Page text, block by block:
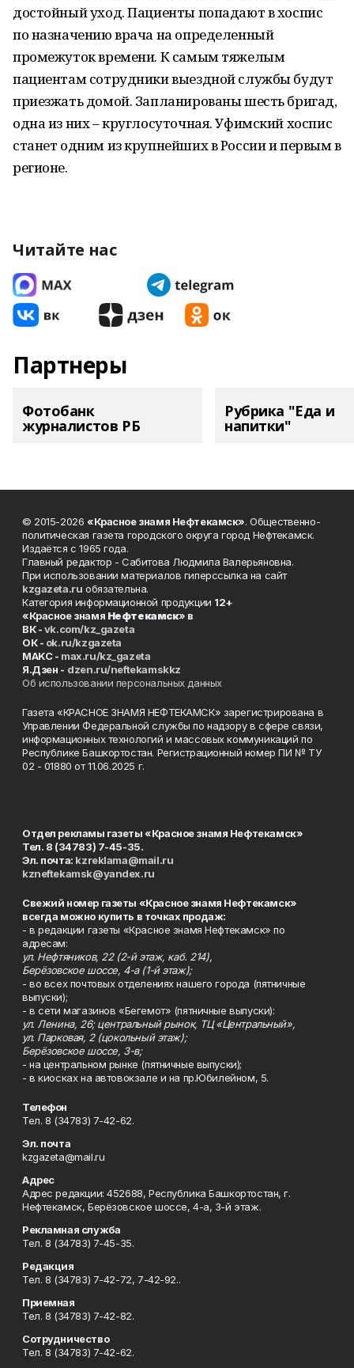
достойный уход. Пациенты попадают в хоспис
по назначению врача на определенный
промежуток времени. К самым тяжелым
пациентам сотрудники выездной службы будут
приезжать домой. Запланированы шесть бригад,
одна из них – круглосуточная. Уфимский хоспис
станет одним из крупнейших в России и первым в
регионе.
Читайте нас
Партнеры
Фотобанк
журналистов РБ
Рубрика "Еда и
напитки"
© 2015-2026 «Красное знамя Нефтекамск». Общественно-
политическая газета городского округа город Нефтекамск.
Издаётся с 1965 года.
Главный редактор - Сабитова Людмила Валерьяновна.
При использовании материалов гиперссылка на сайт
kzgazeta.ru обязательна.
Категория информационной продукции 12+
«Красное знамя Нефтекамск» в
ВК -vk.com/kz_gazeta
ОК - ok.ru/kzgazeta
MAKC - max.ru/kz_gazeta
Я.Дзен - dzen.ru/neftekamskkz
Об использовании персональных данных
Газета «КРАСНОЕ ЗНАМЯ НЕФТЕКАМСК» зарегистрирована в
Управлении Федеральной службы по надзору в сфере связи,
информационных технологий и массовых коммуникаций по
Республике Башкортостан. Регистрационный номер ПИ № ТУ
02 - 01880 от 11.06.2025 г.
Отдел рекламы газеты «Красное знамя Нефтекамск»
Тел. 8 (34783) 7-45-35.
Эл. почта: kzreklama@mail.ru
kzneftekamsk@yandex.ru
Свежий номер газеты «Красное знамя Нефтекамск»
всегда можно купить в точках продаж:
- в редакции газеты «Красное знамя Нефтекамск» по
адресам:
ул. Нефтяников, 22 (2-й этаж, каб. 214),
Берёзовское шоссе, 4-а (1-й этаж);
- во всех почтовых отделениях нашего города (пятничные
выпуски);
- в сети магазинов «Бегемот» (пятничные выпуски):
ул. Ленина, 26; центральный рынок, ТЦ «Центральный»,
ул. Парковая, 2 (цокольный этаж);
Берёзовское шоссе, 3-в;
- на центральном рынке (пятничные выпуски);
- в киосках на автовокзале и на пр.Юбилейном, 5.
Телефон
Тел. 8 (34783) 7-42-62.
Эл. почта
kzgazeta@mail.ru
Адрес
Адрес редакции: 452688, Республика Башкортостан, г.
Нефтекамск, Берёзовское шоссе, 4-а, 3-й этаж.
Рекламная служба
Тел. 8 (34783) 7-45-35.
Редакция
Тел. 8 (34783) 7-42-72, 7-42-92..
Приемная
Тел. 8 (34783) 7-42-82.
Сотрудничество
Тел. 8 (34783) 7-42-62.